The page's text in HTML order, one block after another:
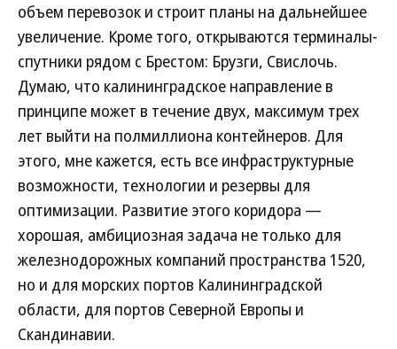
объем перевозок и строит планы на дальнейшее
увеличение. Кроме того, открываются терминалы-
спутники рядом с Брестом: Брузги, Свислочь.
Думаю, что калининградское направление в
принципе может в течение двух, максимум трех
лет выйти на полмиллиона контейнеров. Для
этого, мне кажется, есть все инфраструктурные
возможности, технологии и резервы для
оптимизации. Развитие этого коридора —
хорошая, амбициозная задача не только для
железнодорожных компаний пространства 1520,
но и для морских портов Калининградской
области, для портов Северной Европы и
Скандинавии.